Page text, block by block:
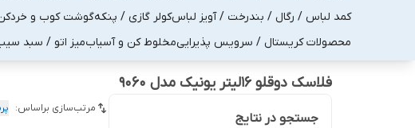
کمد لباس / رگال / بندرخت / آویز لباسکولر گازی / پنکهگوشت کوب و خردکن
محصولات کریستال / سرویس پذیراییمخلوط کن و آسیابمیز اتو / سبد
فلاسک دوقلو 16لیتر یونیک مدل 9060
جستجو در نتایج
مرتب‌سازی براساس: